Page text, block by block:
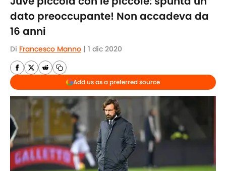
dato preoccupante! Non accadeva da
16 anni
Di Francesco Manno | 1 dic 2020
Add us as a preferred source